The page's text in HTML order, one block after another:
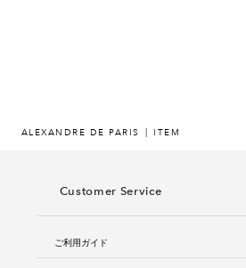
ALEXANDRE DE PARIS ITEM
Customer Service
ご利用ガイド